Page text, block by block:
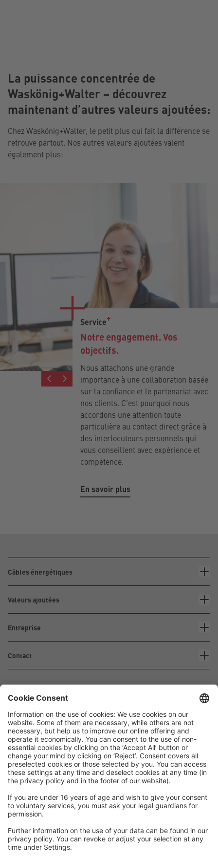
La puissance concentrée de
Waskönig+Walter – découvrez
maintenant d’autres valeurs ajoutées:
Chez Waskönig+Walter, le petit plus qui fait la différence se
retrouve partout. Nos autres valeurs ajoutées valent
également plus:
Service
Notre engagement. Vos
objectifs.
Nous attachons une grande
importance à une collaboration basée
sur la confiance et le partenariat avec
nos clients. C’est pourquoi nous
accordons une attention toute
particulière au contact direct grâce à
des interlocuteurs personnels qui
vous conseillent avec expérience et
compétence.
En savoir plus
Câbles énergétiques
Valeurs ajoutées
Entreprise
Contact
Waskönig+Walter
Kabel-Werk GmbH u. Co. KG
Ostermoorstraße 77
26683 Saterland
Téléphone +49 4498 88-0
Fax +49 4498 88-900
info[att]waskoenig.de